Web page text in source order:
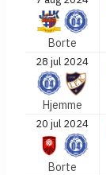
Borte
28 jul 2024
Hjemme
20 jul 2024
Borte